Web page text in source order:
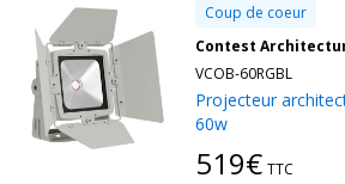
Coup de coeur
Contest
VCOB-60RGBL
Projecteur
60w
519€ TTC